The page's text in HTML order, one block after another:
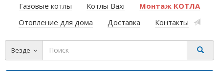
Газовые котлы Котлы Baxi
Монтаж КОТЛА
Отопление для дома
Доставка Контакты
Везде